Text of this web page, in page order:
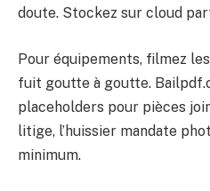
doute. Stockez sur cloud
Pour équipements, filmez
fuit goutte à goutte.
placeholders pour pièces
litige, l’huissier mandate
minimum.